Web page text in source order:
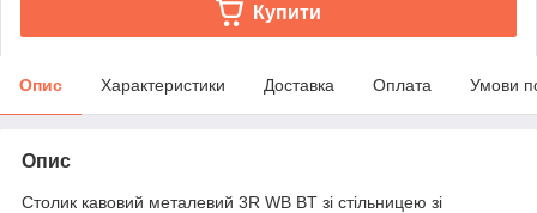
Купити
Опис Характеристики Доставка Оплата Умови
Опис
Столик кавовий металевий 3R WB BT зі стільницею зі